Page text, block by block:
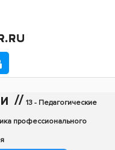
// 13 - Педагогические
профессионального